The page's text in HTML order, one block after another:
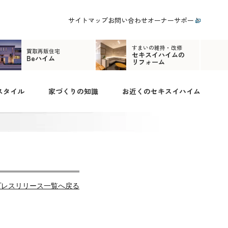
サイトマップお問い合わせオーナーサポート
買取再販住宅
Beハイム
すまいの維持・改修
セキスイハイムの
リフォーム
タイル 家づくりの知識 お近くのセキスイハイム
スリリース一覧へ戻る